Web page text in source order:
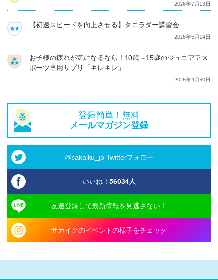
2026年7月13日
【初速スピードを向上させる】タニラダー講習会
2026年5月14日
お子様の疲れが気になるなら！10歳～15歳のジュニアアス
ポーツ専用サプリ「キレキレ」
2025年4月30日
登録簡単！無料
メールマガジン登録
@sakaiku_jp Twitterフォロー
いいね！ 56034人
友達登録して最新情報を見逃さない！
サカイクのイベントの様子をチェック